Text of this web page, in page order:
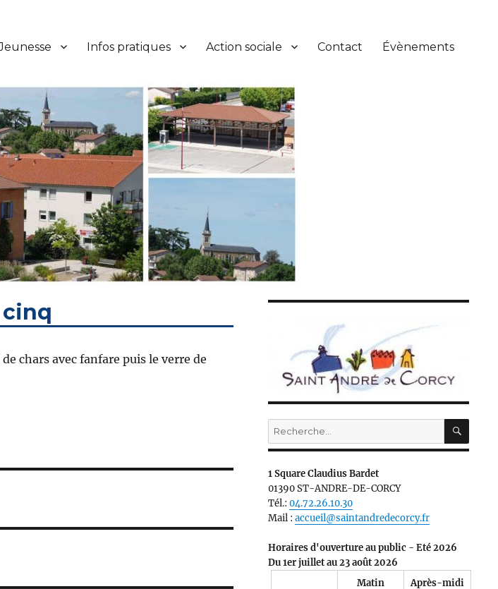
Infos pratiques Action sociale Contact Évènements
chars avec fanfare puis le verre de
Recherche
pour :
1 Square Claudius Bardet
01390 ST-ANDRE-DE-CORCY
Tél.:04.72.26.10.30
Mail :accueil@saintandredecorcy.fr
Horaires d'ouverture au public - Eté 2026
Du 1er juillet au 23 août 2026
Matin
Après-midi